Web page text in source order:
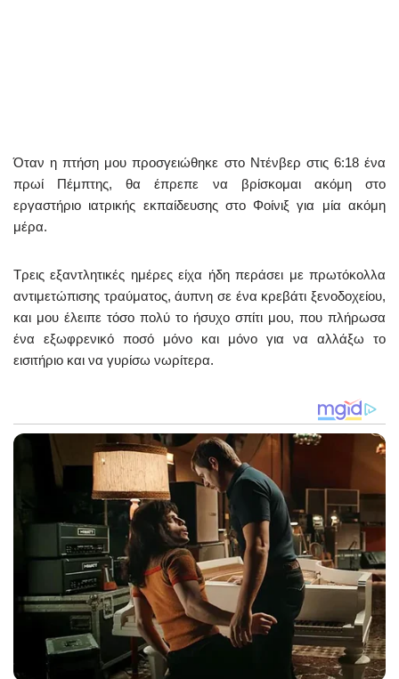
Όταν η πτήση μου προσγειώθηκε στο Ντένβερ στις 6:18 ένα
πρωί Πέμπτης, θα έπρεπε να βρίσκομαι ακόμη στο
εργαστήριο ιατρικής εκπαίδευσης στο Φοίνιξ για μία ακόμη
μέρα.
Τρεις εξαντλητικές ημέρες είχα ήδη περάσει με πρωτόκολλα
αντιμετώπισης τραύματος, άυπνη σε ένα κρεβάτι ξενοδοχείου,
και μου έλειπε τόσο πολύ το ήσυχο σπίτι μου, που πλήρωσα
ένα εξωφρενικό ποσό μόνο και μόνο για να αλλάξω το
εισιτήριο και να γυρίσω νωρίτερα.